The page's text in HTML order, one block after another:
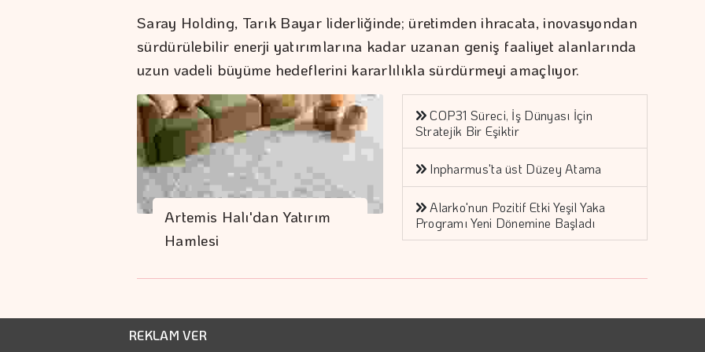
Saray Holding, Tarık Bayar liderliğinde; üretimden ihracata, inovasyondan
sürdürülebilir enerji yatırımlarına kadar uzanan geniş faaliyet alanlarında
uzun vadeli büyüme hedeflerini kararlılıkla sürdürmeyi amaçlıyor.
Artemis Halı'dan Yatırım
Hamlesi
COP31 Süreci, İş Dünyası İçin
Stratejik Bir Eşiktir
Inpharmus'ta üst Düzey Atama
Alarko'nun Pozitif Etki Yeşil Yaka
Programı Yeni Dönemine Başladı
REKLAM VER